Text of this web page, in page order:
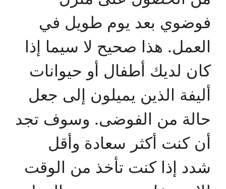
فوضوي بعد يوم طويل في
العمل. هذا صحيح لا سيما إذا
كان لديك أطفال أو حيوانات
أليفة الذين يميلون إلى جعل
حالة من الفوضى. وسوف تجد
أن كنت أكثر سعادة وأقل
شدد إذا كنت تأخذ من الوقت